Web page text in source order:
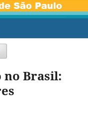
no Brasil: